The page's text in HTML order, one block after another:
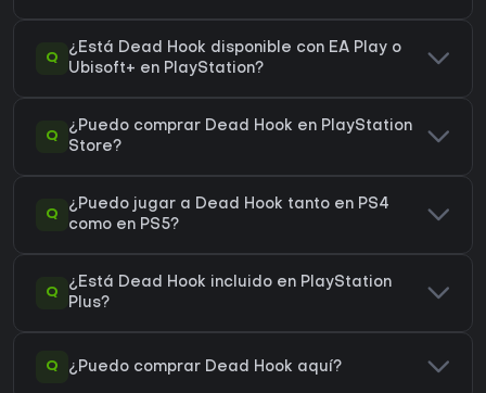
Q
¿Está Dead Hook disponible con EA Play o
Ubisoft+ en PlayStation?
Q
¿Puedo comprar Dead Hook en PlayStation
Store?
Q
¿Puedo jugar a Dead Hook tanto en PS4
como en PS5?
Q
¿Está Dead Hook incluido en PlayStation
Plus?
Q ¿Puedo comprar Dead Hook aquí?